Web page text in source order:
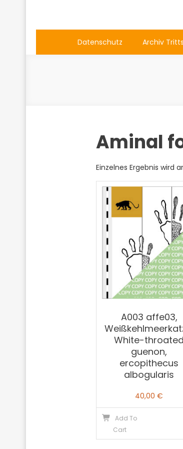
Datenschutz Archiv
Aminal
Einzelnes Ergebnis wird
A003 affe03,
White-throated
guenon,
ercopithecus
albogularis
40,00€
Add To
Cart